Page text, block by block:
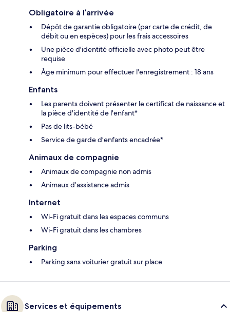
Obligatoire à l’arrivée
Dépôt de garantie obligatoire (par carte de crédit, de
débit ou en espèces) pour les frais accessoires
Une pièce d'identité officielle avec photo peut être
requise
Âge minimum pour effectuer l'enregistrement : 18 ans
Enfants
Les parents doivent présenter le certificat de naissance et
la pièce d'identité de l'enfant*
Pas de lits-bébé
Service de garde d’enfants encadrée*
Animaux de compagnie
Animaux de compagnie non admis
Animaux d’assistance admis
Internet
Wi-Fi gratuit dans les espaces communs
Wi-Fi gratuit dans les chambres
Parking
Parking sans voiturier gratuit sur place
Services et équipements